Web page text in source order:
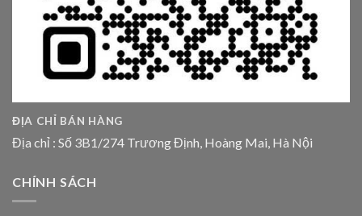
ĐỊA CHỈ BÁN HÀNG
Địa chỉ : Số 3B1/274 Trương Định, Hoàng Mai, Hà Nội
CHÍNH SÁCH